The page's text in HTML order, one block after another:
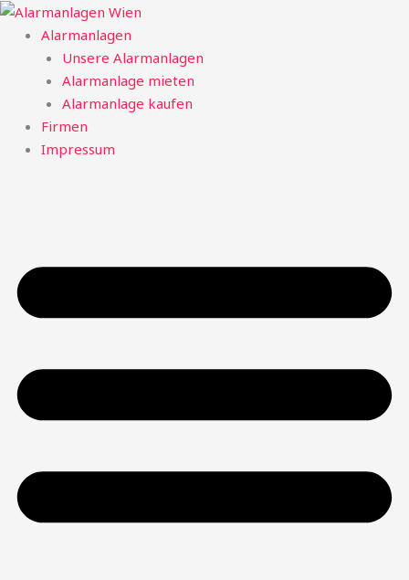
Zum
Inhalt
springen
Alarmanlagen
Unsere Alarmanlagen
Alarmanlage mieten
Alarmanlage kaufen
Firmen
Impressum